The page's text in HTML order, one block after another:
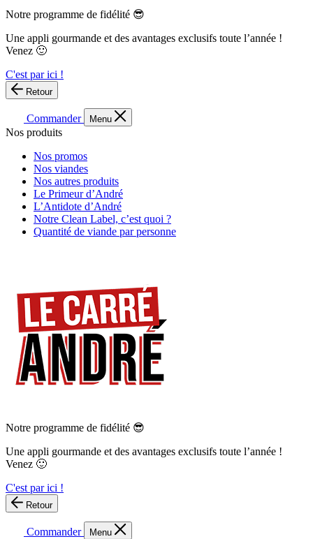
Notre programme de fidélité 😎
Une appli gourmande et des avantages exclusifs toute l’année !
Venez 🙂
C'est par ici !
Retour
Commander Menu
Nos produits
Nos promos
Nos viandes
Nos autres produits
Le Primeur d’André
L’Antidote d’André
Notre Clean Label, c’est quoi ?
Quantité de viande par personne
Notre programme de fidélité 😎
Une appli gourmande et des avantages exclusifs toute l’année !
Venez 🙂
C'est par ici !
Retour
Commander Menu